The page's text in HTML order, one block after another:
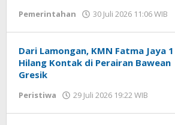
Pemerintahan 30 Juli 2026 11:06 WIB
Dari Lamongan, KMN Fatma Jaya 1
Hilang Kontak di Perairan Bawean
Gresik
Peristiwa 29 Juli 2026 19:22 WIB